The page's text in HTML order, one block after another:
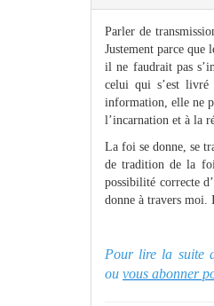
Parler de
Justement parce que
il ne faudrait pas
celui qui s’est
information, elle ne
l’incarnation et à la
La foi se donne, se
de tradition de la foi
possibilité correcte
donne à travers moi.
Pour lire la suite
ou vous abonner